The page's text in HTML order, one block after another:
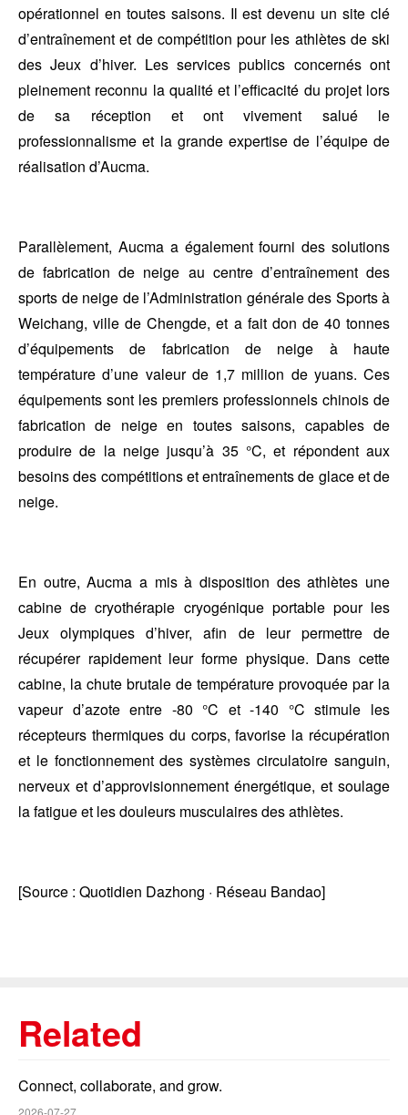
opérationnel en toutes saisons. Il est devenu un site clé
d’entraînement et de compétition pour les athlètes de ski
des Jeux d’hiver. Les services publics concernés ont
pleinement reconnu la qualité et l’efficacité du projet lors
de sa réception et ont vivement salué le
professionnalisme et la grande expertise de l’équipe de
réalisation d’Aucma.
Parallèlement, Aucma a également fourni des solutions
de fabrication de neige au centre d’entraînement des
sports de neige de l’Administration générale des Sports à
Weichang, ville de Chengde, et a fait don de 40 tonnes
d’équipements de fabrication de neige à haute
température d’une valeur de 1,7 million de yuans. Ces
équipements sont les premiers professionnels chinois de
fabrication de neige en toutes saisons, capables de
produire de la neige jusqu’à 35 °C, et répondent aux
besoins des compétitions et entraînements de glace et de
neige.
En outre, Aucma a mis à disposition des athlètes une
cabine de cryothérapie cryogénique portable pour les
Jeux olympiques d’hiver, afin de leur permettre de
récupérer rapidement leur forme physique. Dans cette
cabine, la chute brutale de température provoquée par la
vapeur d’azote entre -80 °C et -140 °C stimule les
récepteurs thermiques du corps, favorise la récupération
et le fonctionnement des systèmes circulatoire sanguin,
nerveux et d’approvisionnement énergétique, et soulage
la fatigue et les douleurs musculaires des athlètes.
[Source : Quotidien Dazhong · Réseau Bandao]
Related
Connect, collaborate, and grow.
2026-07-27